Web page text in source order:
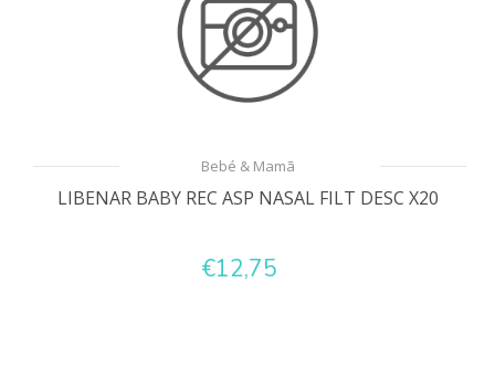
Bebé & Mamã
LIBENAR BABY REC ASP NASAL FILT DESC X20
€12,75